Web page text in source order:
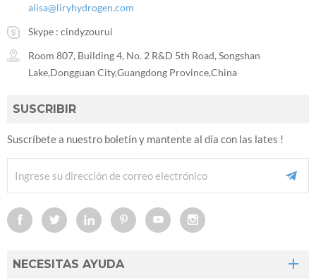
alisa@liryhydrogen.com
Skype : cindyzourui
Room 807, Building 4, No. 2 R&D 5th Road, Songshan
Lake,Dongguan City,Guangdong Province,China
SUSCRIBIR
Suscríbete a nuestro boletín y mantente al día con las lates !
NECESITAS AYUDA